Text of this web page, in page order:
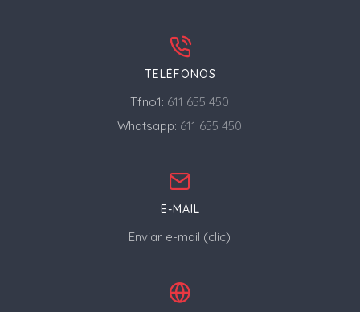
TELÉFONOS
Tfno1: 611 655 450
Whatsapp: 611 655 450
E-MAIL
Enviar e-mail (clic)